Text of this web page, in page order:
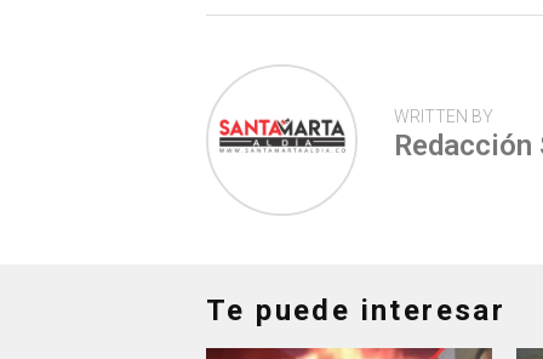
WRITTEN BY
Redacción
Te puede interesar